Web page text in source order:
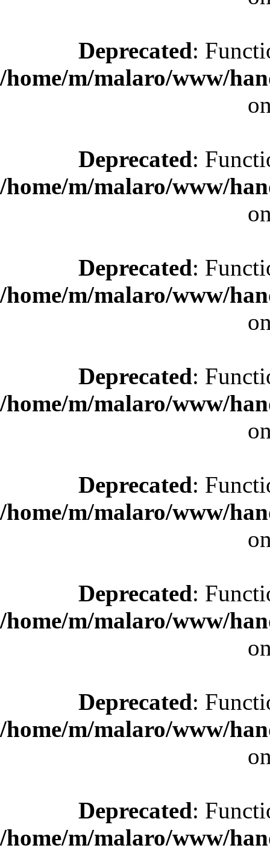
Deprecated:
/home/m/malaro/www/
Deprecated:
/home/m/malaro/www/
Deprecated:
/home/m/malaro/www/
Deprecated:
/home/m/malaro/www/
Deprecated:
/home/m/malaro/www/
Deprecated:
/home/m/malaro/www/
Deprecated:
/home/m/malaro/www/
Deprecated:
/home/m/malaro/www/